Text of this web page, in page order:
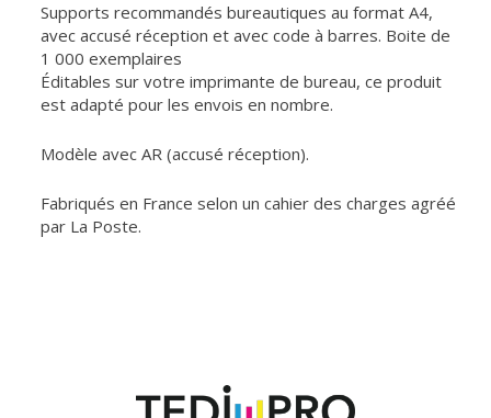
Supports recommandés bureautiques au format A4,
avec accusé réception et avec code à barres. Boite de
1 000 exemplaires
Éditables sur votre imprimante de bureau, ce produit
est adapté pour les envois en nombre.
Modèle avec AR (accusé réception).
Fabriqués en France selon un cahier des charges agréé
par La Poste.